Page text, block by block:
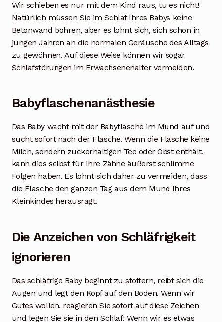
Wir schieben es nur mit dem Kind raus, tu es nicht!
Natürlich müssen Sie im Schlaf Ihres Babys keine
Betonwand bohren, aber es lohnt sich, sich schon in
jungen Jahren an die normalen Geräusche des Alltags
zu gewöhnen. Auf diese Weise können wir sogar
Schlafstörungen im Erwachsenenalter vermeiden.
Babyflaschenanästhesie
Das Baby wacht mit der Babyflasche im Mund auf und
sucht sofort nach der Flasche. Wenn die Flasche keine
Milch, sondern zuckerhaltigen Tee oder Obst enthält,
kann dies selbst für Ihre Zähne äußerst schlimme
Folgen haben. Es lohnt sich daher zu vermeiden, dass
die Flasche den ganzen Tag aus dem Mund Ihres
Kleinkindes herausragt.
Die Anzeichen von Schläfrigkeit
ignorieren
Das schläfrige Baby beginnt zu stottern, reibt sich die
Augen und legt den Kopf auf den Boden. Wenn wir
Gutes wollen, reagieren Sie sofort auf diese Zeichen
und legen Sie sie in den Schlaf! Wenn wir es etwas